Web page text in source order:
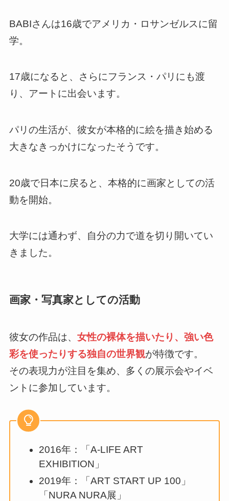
BABIさんは16歳でアメリカ・ロサンゼルスに留
学。
17歳になると、さらにフランス・パリにも渡
り、アートに出会います。
パリの生活が、彼女が本格的に絵を描き始める
大きなきっかけになったそうです。
20歳で日本に戻ると、本格的に画家としての活
動を開始。
大学には通わず、自分の力で道を切り開いてい
きました。
画家・写真家としての活動
彼女の作品は、 女性の裸体を描いたり、強い色
彩を使ったりする独自の世界観が特徴です。
その表現力が注目を集め、多くの展示会やイベ
ントに参加しています。
2016年：「A-LIFE ART
EXHIBITION」
2019年：「ART START UP 100」
「NURA NURA展」